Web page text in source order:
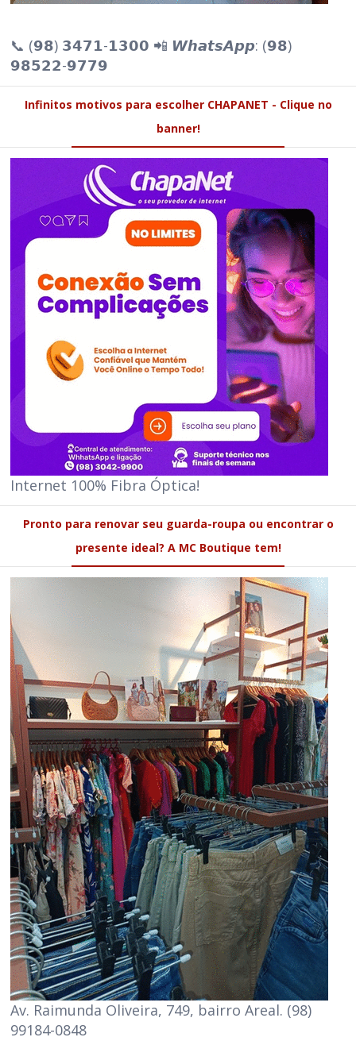
📞 (𝟵𝟴) 𝟯𝟰𝟳𝟭-𝟭𝟯𝟬𝟬 📲 𝙒𝙝𝙖𝙩𝙨𝘼𝙥𝙥: (𝟵𝟴)
𝟵𝟴𝟱𝟮𝟮-𝟵𝟳𝟳𝟵
Infinitos motivos para escolher CHAPANET - Clique no
banner!
Internet 100% Fibra Óptica!
Pronto para renovar seu guarda-roupa ou encontrar o
presente ideal? A MC Boutique tem!
Av. Raimunda Oliveira, 749, bairro Areal. (98)
99184-0848